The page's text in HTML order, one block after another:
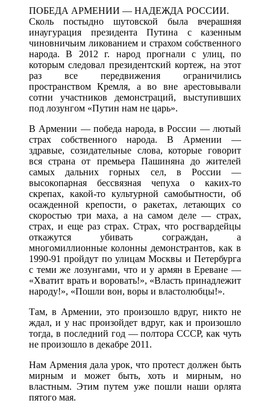
ПОБЕДА АРМЕНИИ — НАДЕЖДА РОССИИ.
Сколь постыдно шутовской была вчерашняя
инаугурация президента Путина с казенным
чиновничьим ликованием и страхом собственного
народа. В 2012 г. народ прогнали с улиц, по
которым следовал президентский кортеж, на этот
раз все передвижения ограничились
пространством Кремля, а во вне арестовывали
сотни участников демонстраций, выступивших
под лозунгом «Путин нам не царь».
В Армении — победа народа, в России — лютый
страх собственного народа. В Армении —
здравые, созидательные слова, которые говорит
вся страна от премьера Пашиняна до жителей
самых дальних горных сел, в России —
высокопарная бессвязная чепуха о каких-то
скрепах, какой-то культурной самобытности, об
осажденной крепости, о ракетах, летающих со
скоростью три маха, а на самом деле — страх,
страх, и еще раз страх. Страх, что росгвардейцы
откажутся убивать сограждан, а
многомиллионные колонны демонстрантов, как в
1990-91 пройдут по улицам Москвы и Петербурга
с теми же лозунгами, что и у армян в Ереване —
«Хватит врать и воровать!», «Власть принадлежит
народу!», «Пошли вон, воры и властолюбцы!».
Там, в Армении, это произошло вдруг, никто не
ждал, и у нас произойдет вдруг, как и произошло
тогда, в последний год — полтора СССР, как чуть
не произошло в декабре 2011.
Нам Армения дала урок, что протест должен быть
мирным и может быть, хоть и мирным, но
властным. Этим путем уже пошли наши орлята
пятого мая.